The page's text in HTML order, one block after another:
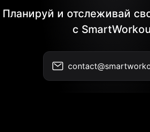
Планируй и отслеживай
с